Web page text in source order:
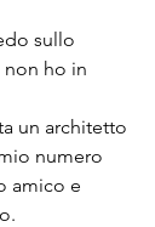
sullo
non ho in
un architetto
numero
amico e